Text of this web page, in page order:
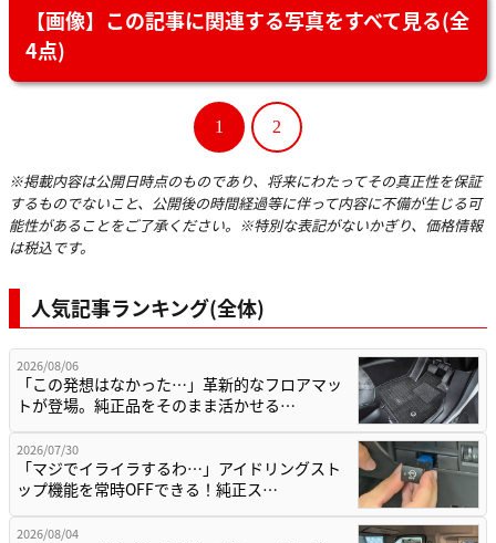
【画像】この記事に関連する写真をすべて見る(全
4点)
1 2
※掲載内容は公開日時点のものであり、将来にわたってその真正性を保証
するものでないこと、公開後の時間経過等に伴って内容に不備が生じる可
能性があることをご了承ください。※特別な表記がないかぎり、価格情報
は税込です。
人気記事ランキング(全体)
2026/08/06
「この発想はなかった…」革新的なフロアマッ
トが登場。純正品をそのまま活かせる…
2026/07/30
「マジでイライラするわ…」アイドリングスト
ップ機能を常時OFFできる！純正ス…
2026/08/04